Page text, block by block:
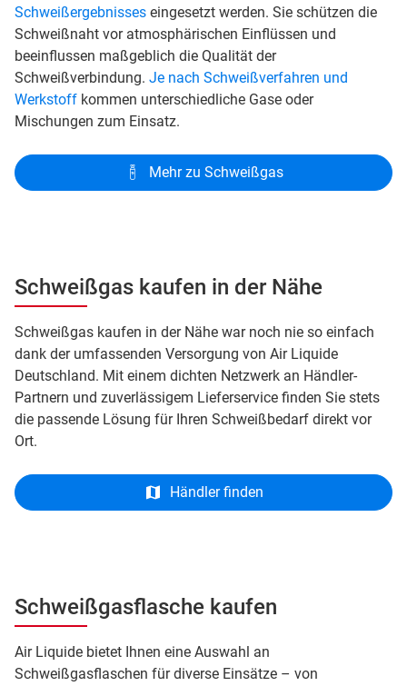
Schweißergebnisses eingesetzt werden. Sie schützen die
Schweißnaht vor atmosphärischen Einflüssen und
beeinflussen maßgeblich die Qualität der
Schweißverbindung. Je nach Schweißverfahren und
Werkstoff kommen unterschiedliche Gase oder
Mischungen zum Einsatz.
Mehr zu Schweißgas
Schweißgas kaufen in der Nähe
Schweißgas kaufen in der Nähe war noch nie so einfach
dank der umfassenden Versorgung von Air Liquide
Deutschland. Mit einem dichten Netzwerk an Händler-
Partnern und zuverlässigem Lieferservice finden Sie stets
die passende Lösung für Ihren Schweißbedarf direkt vor
Ort.
Händler finden
Schweißgasflasche kaufen
Air Liquide bietet Ihnen eine Auswahl an
Schweißgasflaschen für diverse Einsätze – von